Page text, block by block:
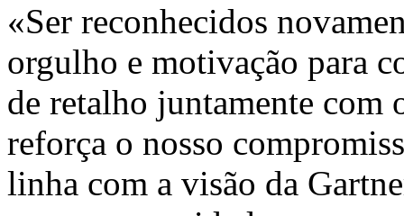
«Ser reconhecidos
orgulho e motivação para
de retalho juntamente com
reforça o nosso
linha com a visão da